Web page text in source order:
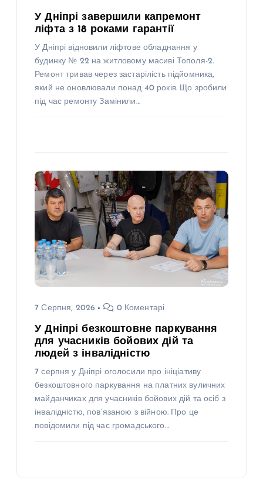
У Дніпрі завершили капремонт
ліфта з 18 роками гарантії
У Дніпрі відновили ліфтове обладнання у
будинку № 22 на житловому масиві Тополя-2.
Ремонт тривав через застарілість підйомника,
який не оновлювали понад 40 років. Що зробили
під час ремонту Замінили…
7 Серпня, 2026 0 Коментарі
У Дніпрі безкоштовне паркування
для учасників бойових дій та
людей з інвалідністю
7 серпня у Дніпрі оголосили про ініціативу
безкоштовного паркування на платних вуличних
майданчиках для учасників бойових дій та осіб з
інвалідністю, пов’язаною з війною. Про це
повідомили під час громадського…